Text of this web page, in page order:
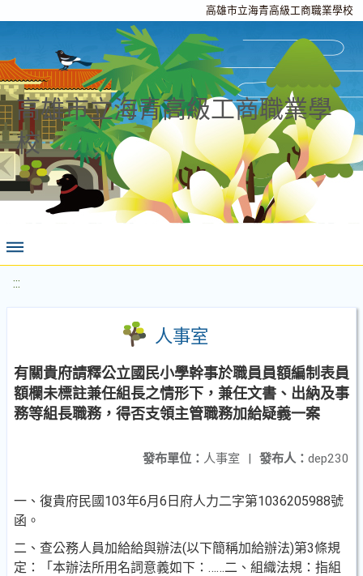
高雄市立海青高級工商職業學校
高雄市立海青高級工商職業學
校
:::
人事室
有關貴府請釋公立國民小學幹事於職員員額編制表員
額欄未標註兼任組長之情形下，兼任文書、出納及事
務等組長職務，得否支領主管職務加給疑義一案
發布人： dep230
發布單位： 人事室 |
一、復貴府民國103年6月6日府人力二字第1036205988號
函。
二、查公務人員加給給與辦法(以下簡稱加給辦法)第3條規
定 ：「本辦法所用名詞意義如下：……二、組織法規：指組